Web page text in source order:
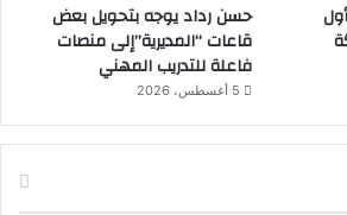
حسن رداد يوجه بتحويل بعض
قاعات “المديرية”إلى منصات
فاعلة للتدريب المهني
5 أغسطس، 2026